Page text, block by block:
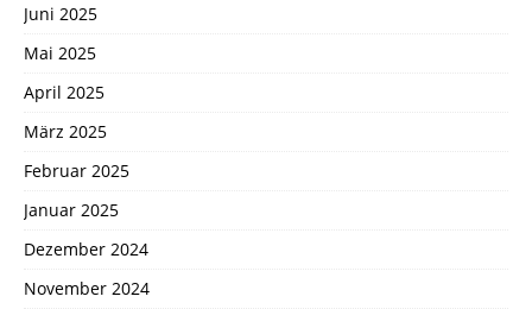
Juni 2025
Mai 2025
April 2025
März 2025
Februar 2025
Januar 2025
Dezember 2024
November 2024